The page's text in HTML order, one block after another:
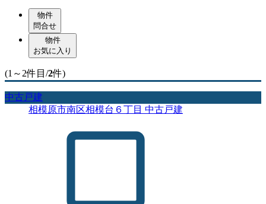
物件
問合せ
物件
お気に入り
(1～2件目/2件)
中古戸建
相模原市南区相模台６丁目 中古戸建